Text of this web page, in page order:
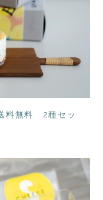
料無料 2種セッ